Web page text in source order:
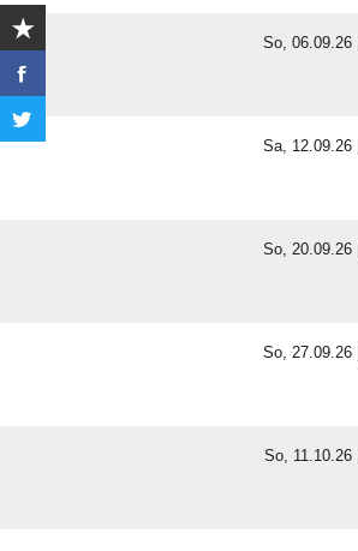
So, 06.09.26 |
Sa, 12.09.26 |
So, 20.09.26 |
So, 27.09.26 |
So, 11.10.26 |